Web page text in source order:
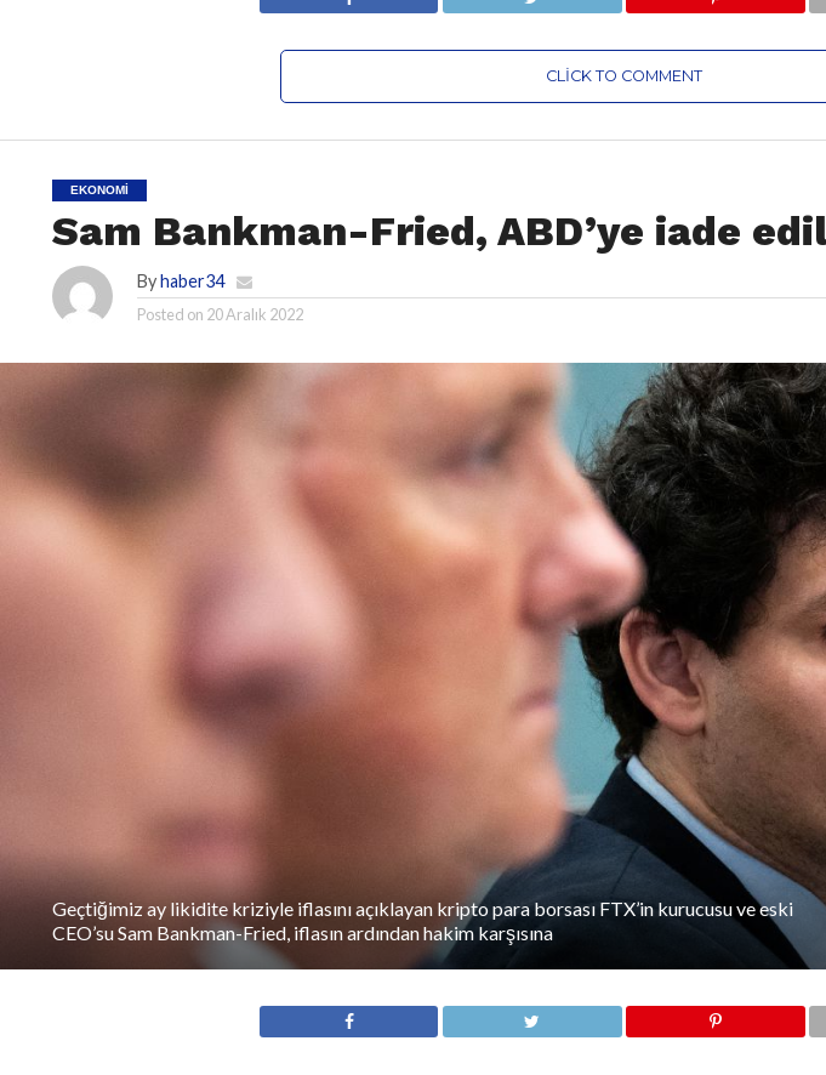
CLICK TO COMMENT
EKONOMI
Sam Bankman-Fried, ABD’ye iade
Byhaber34
Posted on 20 Aralık 2022
Geçtiğimiz ay likidite kriziyle iflasını açıklayan kripto para borsası FTX’in kurucusu ve eski
CEO’su Sam Bankman-Fried, iflasın ardından hakim karşısına